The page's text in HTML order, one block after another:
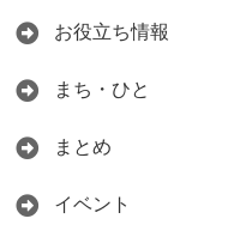
お役立ち情報
まち・ひと
まとめ
イベント